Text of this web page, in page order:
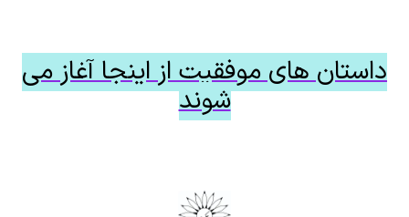
داستان های موفقیت از اینجا آغاز می
شوند